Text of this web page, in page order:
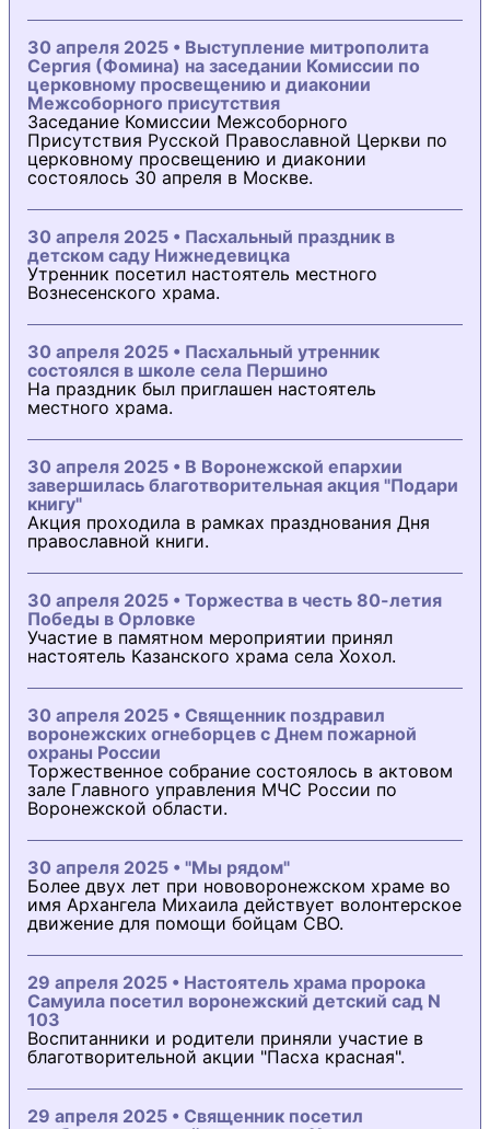
30 апреля 2025 • Выступление митрополита
Сергия (Фомина) на заседании Комиссии по
церковному просвещению и диаконии
Межсоборного присутствия
Заседание Комиссии Межсоборного
Присутствия Русской Православной Церкви по
церковному просвещению и диаконии
состоялось 30 апреля в Москве.
30 апреля 2025 • Пасхальный праздник в
детском саду Нижнедевицка
Утренник посетил настоятель местного
Вознесенского храма.
30 апреля 2025 • Пасхальный утренник
состоялся в школе села Першино
На праздник был приглашен настоятель
местного храма.
30 апреля 2025 • В Воронежской епархии
завершилась благотворительная акция "Подари
книгу"
Акция проходила в рамках празднования Дня
православной книги.
30 апреля 2025 • Торжества в честь 80-летия
Победы в Орловке
Участие в памятном мероприятии принял
настоятель Казанского храма села Хохол.
30 апреля 2025 • Священник поздравил
воронежских огнеборцев с Днем пожарной
охраны России
Торжественное собрание состоялось в актовом
зале Главного управления МЧС России по
Воронежской области.
30 апреля 2025 • "Мы рядом"
Более двух лет при нововоронежском храме во
имя Архангела Михаила действует волонтерское
движение для помощи бойцам СВО.
29 апреля 2025 • Настоятель храма пророка
Самуила посетил воронежский детский сад N
103
Воспитанники и родители приняли участие в
благотворительной акции "Пасха красная".
29 апреля 2025 • Священник посетил